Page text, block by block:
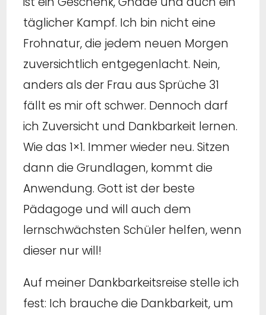
täglicher Kampf. Ich bin nicht eine
Frohnatur, die jedem neuen Morgen
zuversichtlich entgegenlacht. Nein,
anders als der Frau aus Sprüche 31
fällt es mir oft schwer. Dennoch darf
ich Zuversicht und Dankbarkeit lernen.
Wie das 1×1. Immer wieder neu. Sitzen
dann die Grundlagen, kommt die
Anwendung. Gott ist der beste
Pädagoge und will auch dem
lernschwächsten Schüler helfen, wenn
dieser nur will!
Auf meiner Dankbarkeitsreise stelle ich
fest: Ich brauche die Dankbarkeit, um